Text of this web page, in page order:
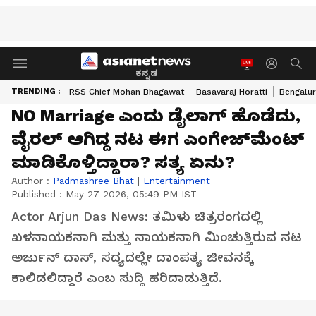
ಕನ್ನಡ
TRENDING : RSS Chief Mohan Bhagawat Basavaraj Horatti
NO Marriage ಎಂದು ಡೈಲಾಗ್‌ ಹೊಡೆದು,
ವೈರಲ್‌ ಆಗಿದ್ದ ನಟ ಈಗ ಎಂಗೇಜ್‌ಮೆಂಟ್‌
ಮಾಡಿಕೊಳ್ತಿದ್ದಾರಾ? ಸತ್ಯ ಏನು?
Author : Padmashree Bhat | Entertainment
Published : May 27 2026, 05:49 PM IST
Actor Arjun Das News: ತಮಿಳು ಚಿತ್ರರಂಗದಲ್ಲಿ
ಖಳನಾಯಕನಾಗಿ ಮತ್ತು ನಾಯಕನಾಗಿ ಮಿಂಚುತ್ತಿರುವ ನಟ
ಅರ್ಜುನ್ ದಾಸ್, ಸದ್ಯದಲ್ಲೇ ದಾಂಪತ್ಯ ಜೀವನಕ್ಕೆ
ಕಾಲಿಡಲಿದ್ದಾರೆ ಎಂಬ ಸುದ್ದಿ ಹರಿದಾಡುತ್ತಿದೆ.